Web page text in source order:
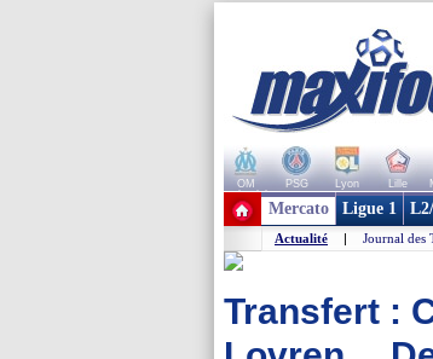
OM PSG Lyon Lille
+ de clubs
Mercato Ligue 1
Actualité | Journal des
Transfert :